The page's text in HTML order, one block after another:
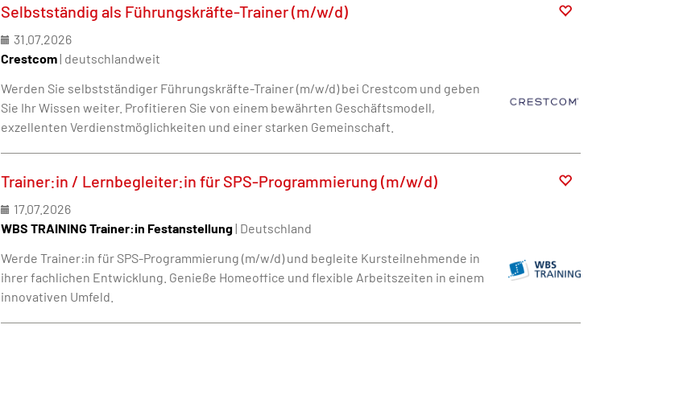
Selbstständig als Führungskräfte-Trainer (m/w/d)
31.07.2026
Crestcom| deutschlandweit
Werden Sie selbstständiger Führungskräfte-Trainer (m/w/d) bei Crestcom und geben
Sie Ihr Wissen weiter. Profitieren Sie von einem bewährten Geschäftsmodell,
exzellenten Verdienstmöglichkeiten und einer starken Gemeinschaft.
Trainer:in / Lernbegleiter:in für SPS-Programmierung (m/w/d)
17.07.2026
WBS TRAINING Trainer:in Festanstellung| Deutschland
Werde Trainer:in für SPS-Programmierung (m/w/d) und begleite Kursteilnehmende in
ihrer fachlichen Entwicklung. Genieße Homeoffice und flexible Arbeitszeiten in einem
innovativen Umfeld.